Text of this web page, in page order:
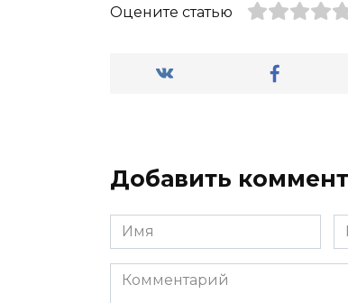
Оцените статью
Добавить
Имя
*
*
Комментарий